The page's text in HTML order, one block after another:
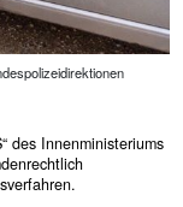
des Innenministeriums